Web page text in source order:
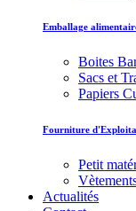
Emballage
Boites
Sacs et
Papiers
Fourniture
Petit
Actualités